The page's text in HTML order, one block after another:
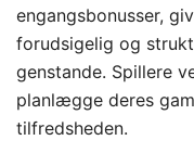
engangsbonusser,
forudsigelig og
genstande. Spillere
planlægge deres
tilfredsheden.